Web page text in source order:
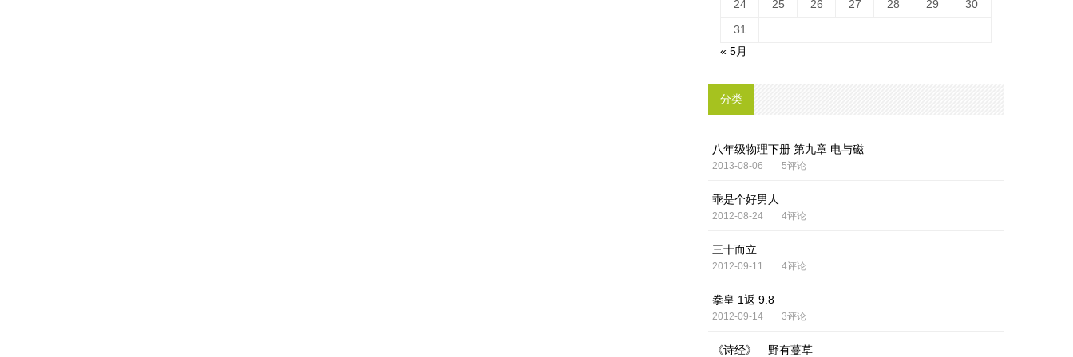
24
25 26 27 28 29
30
31
« 5月
分类
八年级物理下册 第九章 电与磁
2013-08-06 5评论
乖是个好男人
2012-08-24 4评论
三十而立
2012-09-11 4评论
拳皇 1返 9.8
2012-09-14 3评论
《诗经》—野有蔓草